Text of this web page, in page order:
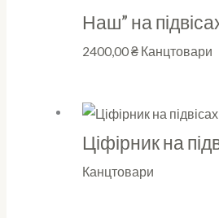
Наш” на
2400,00₴ Канцтовари
Ціфірник на
Канцтовари